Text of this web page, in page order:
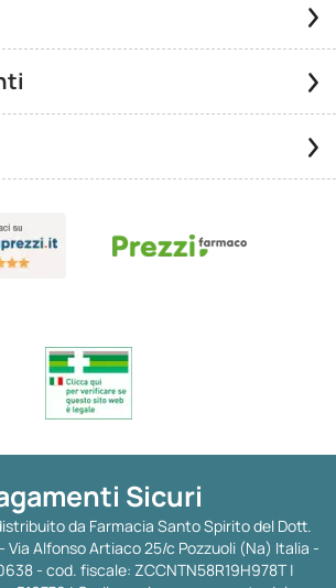
Sicuri
da Farmacia Santo Spirito del Dott.
Alfonso Artiaco 25/c Pozzuoli (Na) Italia -
- cod. fiscale: ZCCNTN58R19H978T |